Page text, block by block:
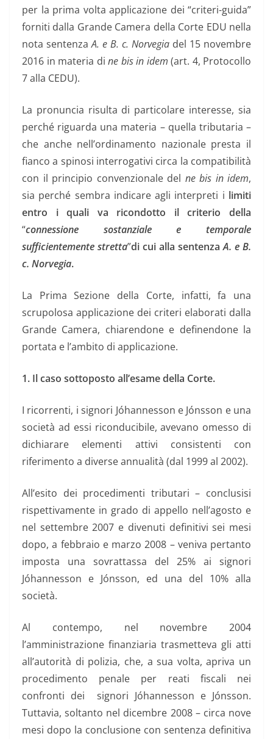
per la prima volta applicazione dei “criteri-guida”
forniti dalla Grande Camera della Corte EDU nella
nota sentenzaA. e B. c. Norvegia del 15 novembre
2016 in materia di ne bis in idem (art. 4, Protocollo
7 alla CEDU).
La pronuncia risulta di particolare interesse, sia
perché riguarda una materia – quella tributaria –
che anche nell’ordinamento nazionale presta il
fianco a spinosi interrogativi circa la compatibilità
con il principio convenzionale del ne bis in idem,
sia perché sembra indicare agli interpreti i limiti
entro i quali va ricondotto il criterio della
“connessione sostanziale e temporale
sufficientemente stretta”di cui alla sentenzaA. e B.
c. Norvegia.
La Prima Sezione della Corte, infatti, fa una
scrupolosa applicazione dei criteri elaborati dalla
Grande Camera, chiarendone e definendone la
portata e l’ambito di applicazione.
1. Il caso sottoposto all’esame della Corte.
I ricorrenti, i signori Jóhannesson e Jónsson e una
società ad essi riconducibile, avevano omesso di
dichiarare elementi attivi consistenti con
riferimento a diverse annualità (dal 1999 al 2002).
All’esito dei procedimenti tributari – conclusisi
rispettivamente in grado di appello nell’agosto e
nel settembre 2007 e divenuti definitivi sei mesi
dopo, a febbraio e marzo 2008 – veniva pertanto
imposta una sovrattassa del 25% ai signori
Jóhannesson e Jónsson, ed una del 10% alla
società.
Al contempo, nel novembre 2004
l’amministrazione finanziaria trasmetteva gli atti
all’autorità di polizia, che, a sua volta, apriva un
procedimento penale per reati fiscali nei
confronti dei signori Jóhannesson e Jónsson.
Tuttavia, soltanto nel dicembre 2008 – circa nove
mesi dopo la conclusione con sentenza definitiva